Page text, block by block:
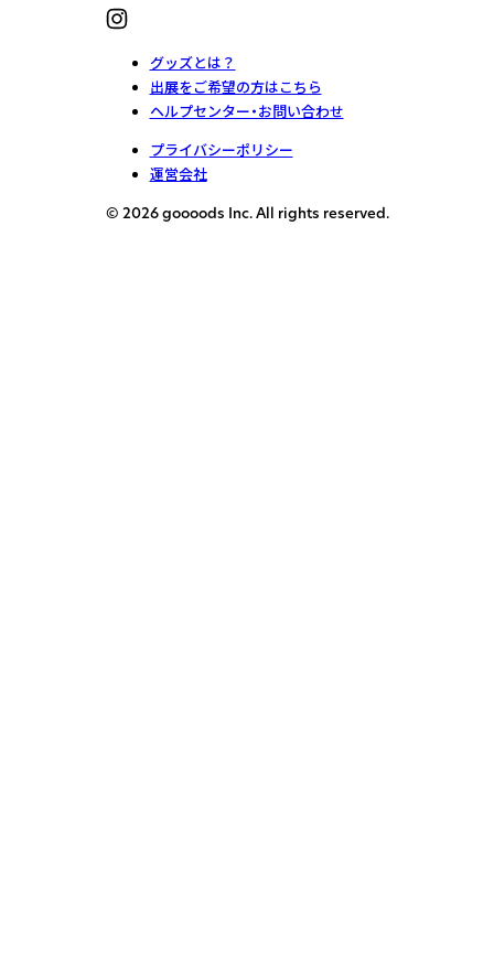
グッズとは？
出展をご希望の方はこちら
ヘルプセンター・お問い合わせ
プライバシーポリシー
運営会社
© 2026 goooods Inc. All rights reserved.